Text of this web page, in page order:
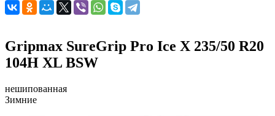
Gripmax SureGrip Pro Ice X 235/50 R20
104H XL BSW
нешипованная
Зимние